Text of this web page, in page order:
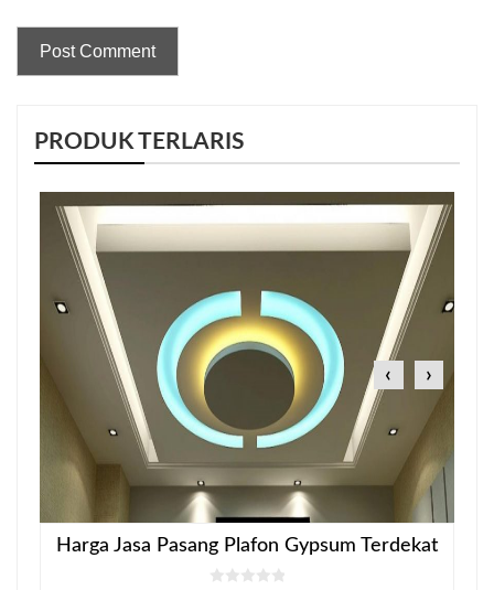
PRODUK TERLARIS
Harga Jasa Pasang Plafon Gypsum Terdekat
‹ ›